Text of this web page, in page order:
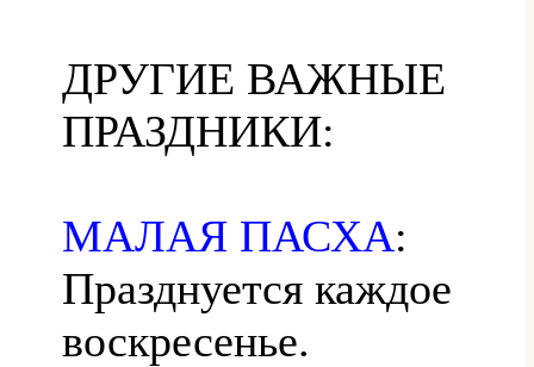
ДРУГИЕ ВАЖНЫЕ
ПРАЗДНИКИ:
МАЛАЯ ПАСХА:
Празднуется каждое
воскресенье.